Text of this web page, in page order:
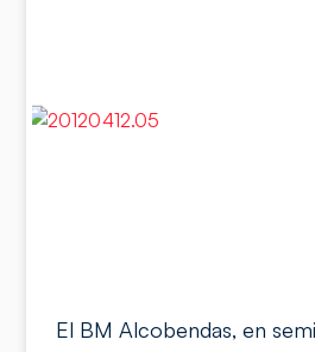
El BM Alcobendas, en